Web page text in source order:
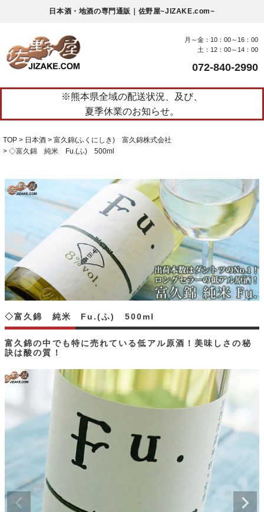
日本酒・地酒の専門通販｜佐野屋~JIZAKE.com~
月～金：10：00～16：00
土：12：00～14：00
072-840-2990
※熊本県全域の配送状況、及び、
夏季休業のお知らせ。
TOP 日本酒
富久錦(ふくにしき) 富久錦株式会社
◇富久錦 純米 Fu.(ふ) 500ml
富久錦の中でも特に売れている低アル原酒！美味しさの秘
訣は酸の質！
◇富久錦 純米 Fu.(ふ) 500ml